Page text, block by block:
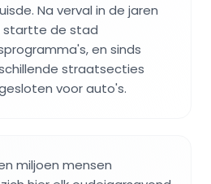
Na verval in de jaren
startte de stad
en sinds
straatsecties
voor auto's.
miljoen mensen